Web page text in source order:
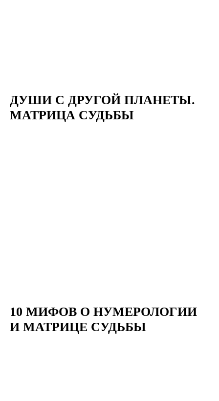
ДУШИ С ДРУГОЙ ПЛАНЕТЫ.
МАТРИЦА СУДЬБЫ
10 МИФОВ О НУМЕРОЛОГИИ
И МАТРИЦЕ СУДЬБЫ